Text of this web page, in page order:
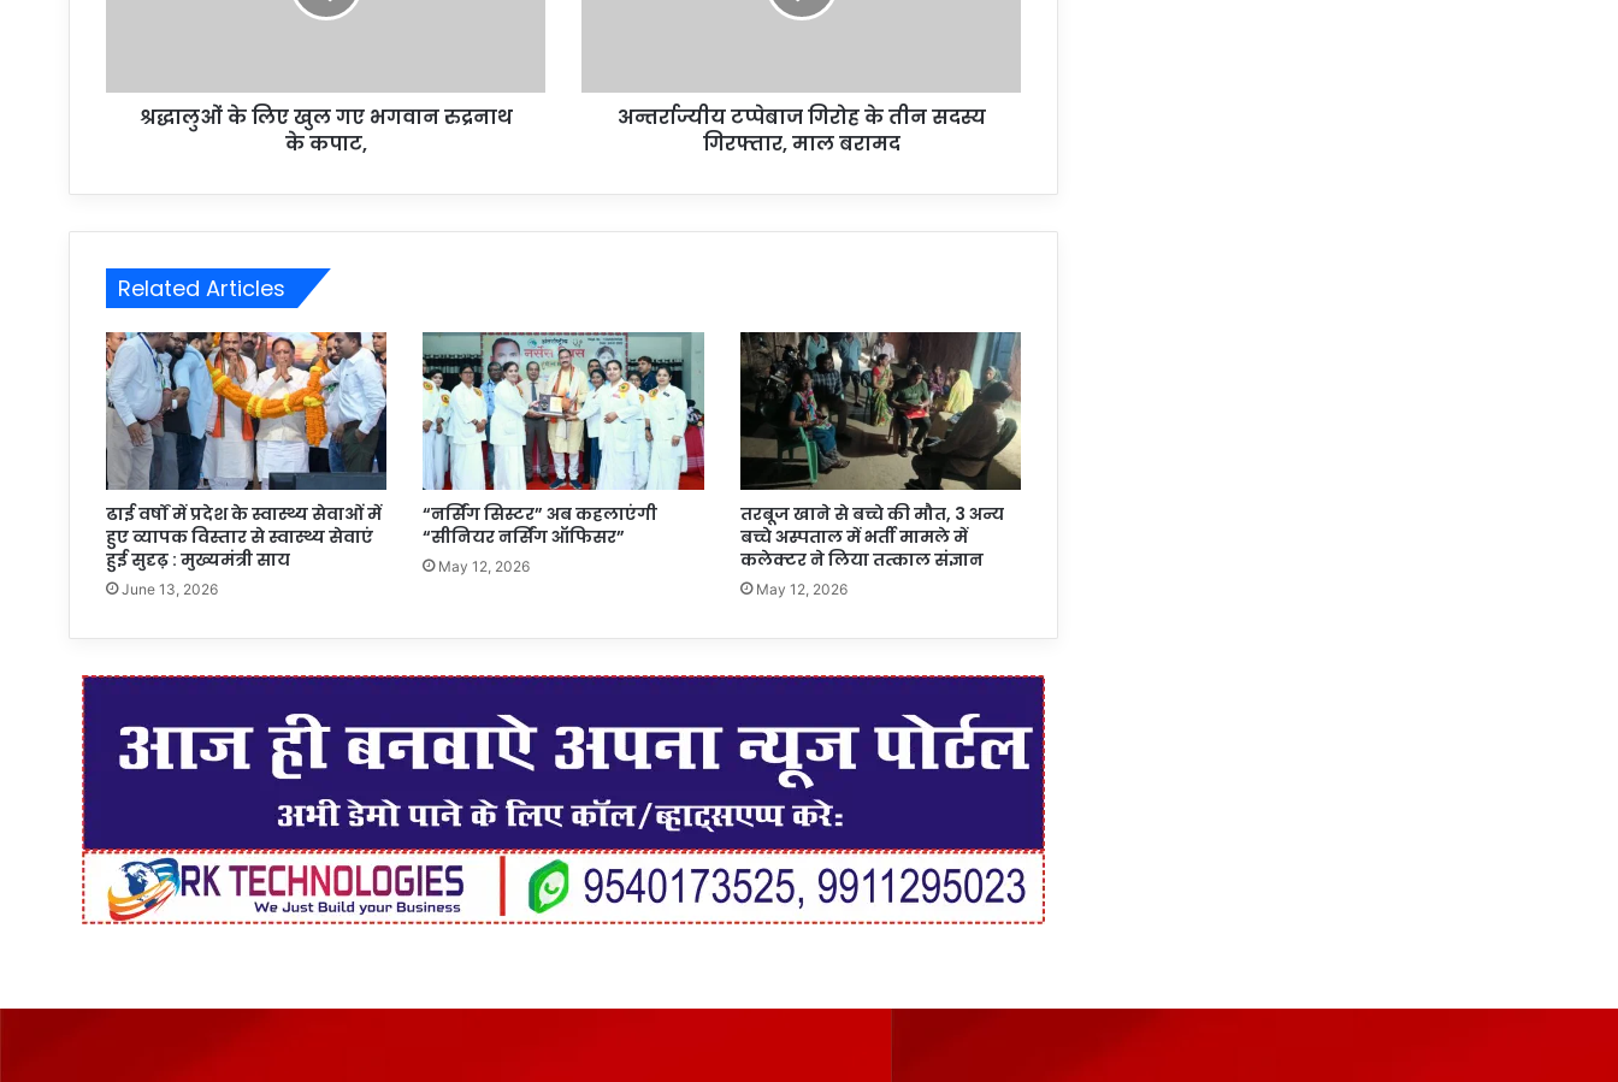
श्रद्धालुओं के लिए खुल गए भगवान रुद्रनाथ
के कपाट,
अन्तर्राज्यीय टप्पेबाज गिरोह के तीन सदस्य
गिरफ्तार, माल बरामद
Related Articles
ढाई वर्षों में प्रदेश के स्वास्थ्य सेवाओं में
हुए व्यापक विस्तार से स्वास्थ्य सेवाएं
हुई सुदृढ़ : मुख्यमंत्री साय
June 13, 2026
“नर्सिंग सिस्टर” अब कहलाएंगी
“सीनियर नर्सिंग ऑफिसर”
May 12, 2026
तरबूज खाने से बच्चे की मौत, 3 अन्य
बच्चे अस्पताल में भर्ती मामले में
कलेक्टर ने लिया तत्काल संज्ञान
May 12, 2026